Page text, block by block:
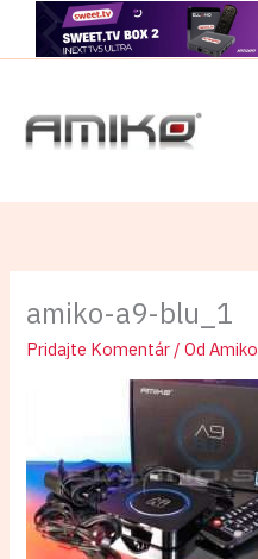
Preskočiť
amiko-a9-blu_1
Pridajte Komentár / Od Amiko